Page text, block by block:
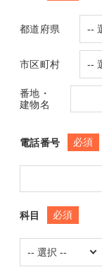
都道府県
市区町村
番地・
建物名
電話番号 必須
科目 必須